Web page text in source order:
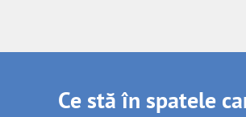
Ce stă în spatele